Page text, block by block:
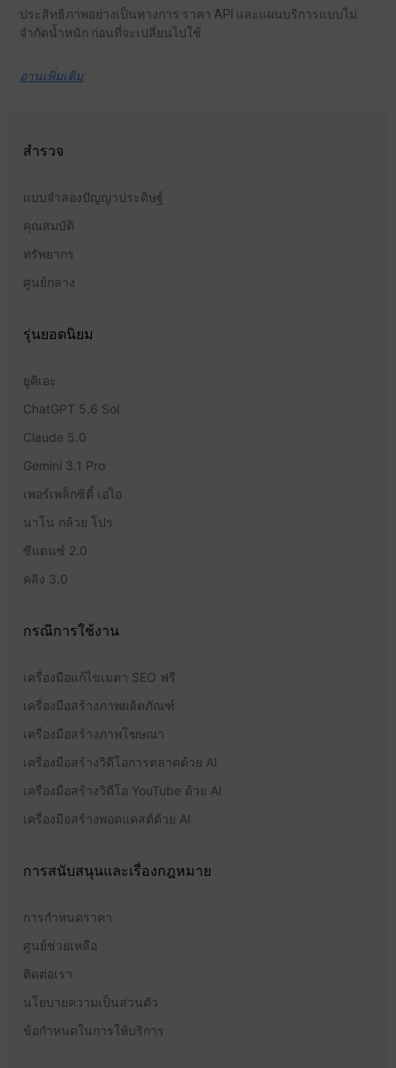
ประสิทธิภาพอย่างเป็นทางการ ราคา API และแผนบริการแบบไม่
จำกัดน้ำหนัก ก่อนที่จะเปลี่ยนไปใช้.
อ่านเพิ่มเติม
สำรวจ
แบบจำลองปัญญาประดิษฐ์
คุณสมบัติ
ทรัพยากร
ศูนย์กลาง
รุ่นยอดนิยม
ยูคิเอะ
ChatGPT 5.6 Sol
Claude 5.0
Gemini 3.1 Pro
เพอร์เพล็กซิตี้ เอไอ
นาโน กล้วย โปร
ซีแดนซ์ 2.0
คลิง 3.0
กรณีการใช้งาน
เครื่องมือแก้ไขเมตา SEO ฟรี
เครื่องมือสร้างภาพผลิตภัณฑ์
เครื่องมือสร้างภาพโฆษณา
เครื่องมือสร้างวิดีโอการตลาดด้วย AI
เครื่องมือสร้างวิดีโอ YouTube ด้วย AI
เครื่องมือสร้างพอดแคสต์ด้วย AI
การสนับสนุนและเรื่องกฎหมาย
การกำหนดราคา
ศูนย์ช่วยเหลือ
ติดต่อเรา
นโยบายความเป็นส่วนตัว
ข้อกำหนดในการให้บริการ